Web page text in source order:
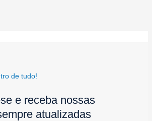
de tudo!
e receba nossas
atualizadas